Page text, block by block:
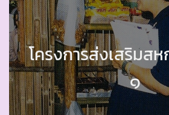
โครงการส่งเสริมส
๑